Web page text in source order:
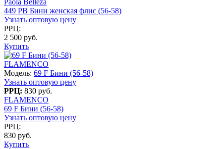
449 PB Бини женская флис (56-58)
Узнать оптовую цену
РРЦ:
2 500 руб.
Купить
FLAMENCO
Модель: 69 F Бини (56-58)
Узнать оптовую цену
РРЦ: 830 руб.
FLAMENCO
69 F Бини (56-58)
Узнать оптовую цену
РРЦ:
830 руб.
Купить